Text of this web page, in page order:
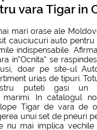
vara Tigar in
mari orase ale
cauciucuri auto pentru
indispensabile.
in"Ocnita" se
doar pe site-ul
urias de tipuri.
puteti gasi un
marimi. In catalogul
Tigar de vara de
unui set de pneuri
nu mai implica vechile